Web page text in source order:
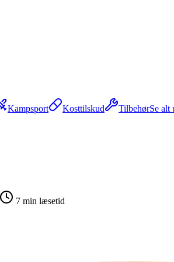
Kampsport Kosttilskud TilbehørSe alt
7 min læsetid